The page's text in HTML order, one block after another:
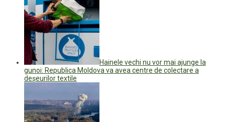
Hainele vechi nu vor mai ajunge la
gunoi: Republica Moldova va avea centre de colectare a
deșeurilor textile